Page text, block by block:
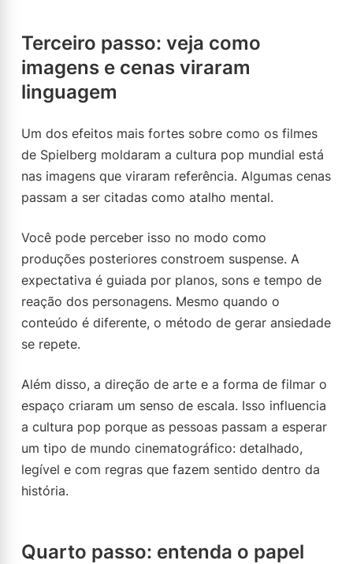
Terceiro passo: veja como
imagens e cenas viraram
linguagem
Um dos efeitos mais fortes sobre como os filmes
de Spielberg moldaram a cultura pop mundial está
nas imagens que viraram referência. Algumas cenas
passam a ser citadas como atalho mental.
Você pode perceber isso no modo como
produções posteriores constroem suspense. A
expectativa é guiada por planos, sons e tempo de
reação dos personagens. Mesmo quando o
conteúdo é diferente, o método de gerar ansiedade
se repete.
Além disso, a direção de arte e a forma de filmar o
espaço criaram um senso de escala. Isso influencia
a cultura pop porque as pessoas passam a esperar
um tipo de mundo cinematográfico: detalhado,
legível e com regras que fazem sentido dentro da
história.
Quarto passo: entenda o papel